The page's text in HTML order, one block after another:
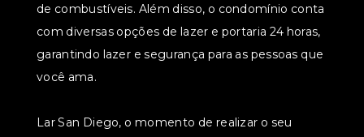
de combustíveis. Além disso, o condomínio conta
com diversas opções de lazer e portaria 24 horas,
garantindo lazer e segurança para as pessoas que
você ama.
Lar San Diego, o momento de realizar o seu